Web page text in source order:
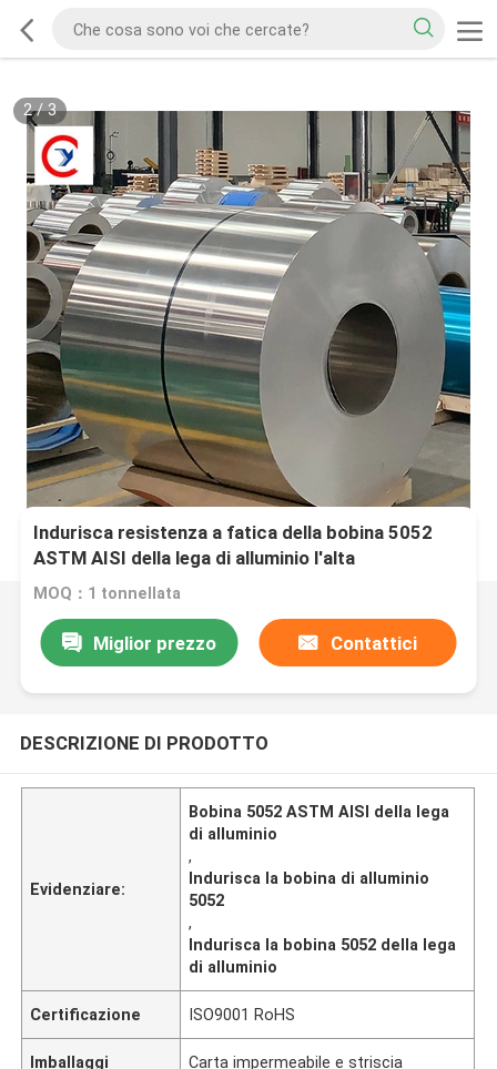
2/3
Indurisca resistenza a fatica della bobina 5052
ASTM AISI della lega di alluminio l'alta
MOQ：1 tonnellata
Miglior prezzo Contattici
DESCRIZIONE DI PRODOTTO
Evidenziare:
Bobina 5052 ASTM AISI della lega
di alluminio
,
Indurisca la bobina di alluminio
5052
,
Indurisca la bobina 5052 della lega
di alluminio
Certificazione ISO9001 RoHS
Imballaggi
Carta impermeabile e striscia